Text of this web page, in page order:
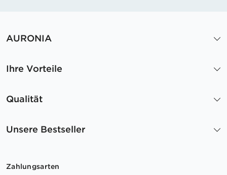
AURONIA
Ihre Vorteile
Qualität
Unsere Bestseller
Zahlungsarten